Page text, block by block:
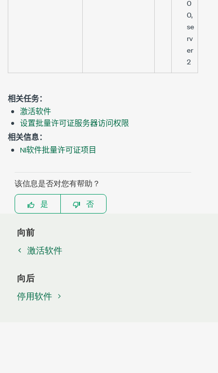
0
0,
se
rv
er
2
相关任务：
激活软件
设置批量许可证服务器访问权限
相关信息：
NI软件批量许可证项目
该信息是否对您有帮助？
是
否
向前
激活软件
向后
停用软件